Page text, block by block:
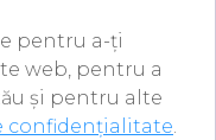
pentru a-ți
web, pentru a
și pentru alte
confidențialitate.